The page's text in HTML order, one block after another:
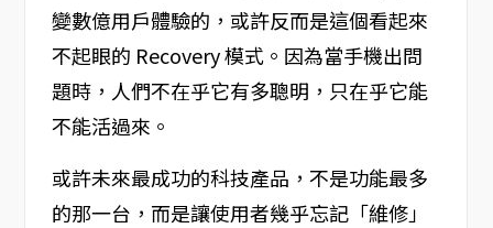
變數億用戶體驗的，或許反而是這個看起來
不起眼的 Recovery 模式。因為當手機出問
題時，人們不在乎它有多聰明，只在乎它能
不能活過來。
或許未來最成功的科技產品，不是功能最多
的那一台，而是讓使用者幾乎忘記「維修」